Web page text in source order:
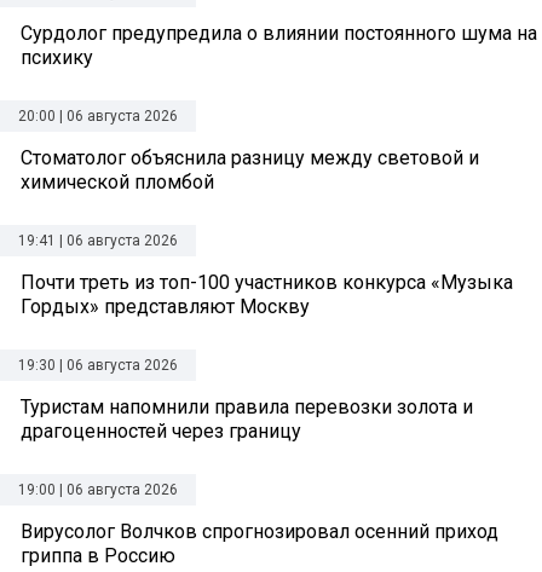
Сурдолог предупредила о влиянии постоянного шума на
психику
20:00 | 06 августа 2026
Стоматолог объяснила разницу между световой и
химической пломбой
19:41 | 06 августа 2026
Почти треть из топ-100 участников конкурса «Музыка
Гордых» представляют Москву
19:30 | 06 августа 2026
Туристам напомнили правила перевозки золота и
драгоценностей через границу
19:00 | 06 августа 2026
Вирусолог Волчков спрогнозировал осенний приход
гриппа в Россию